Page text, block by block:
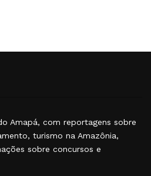
Amapá, com reportagens sobre
turismo na Amazônia,
sobre concursos e